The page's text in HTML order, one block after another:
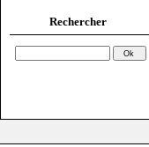
Rechercher